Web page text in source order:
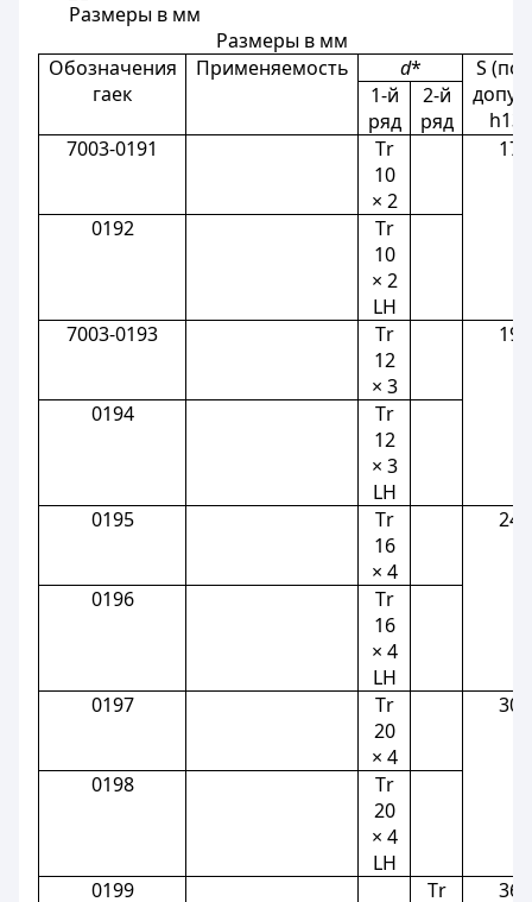
Размеры в мм
Размеры в мм
Обозначения
гаек
Применяемость d*
S
h13)
1-й
ряд
2-й
ряд
7003-0191
Тr
10
× 2
17
0192
Тr
10
× 2
LH
7003-0193
Тr
12
× 3
19
0194
Тr
12
× 3
LH
0195
Тr
16
× 4
24
0196
Тr
16
× 4
LH
0197
Тr
20
× 4
30
0198
Тr
20
× 4
LH
0199
Тr
36